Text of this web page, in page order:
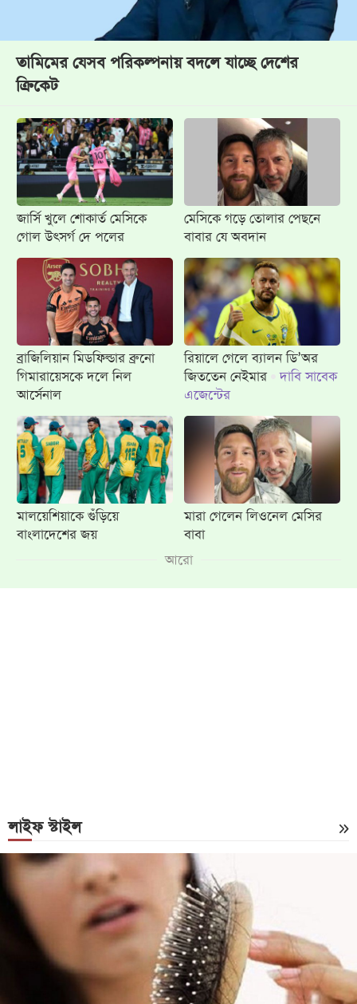
তামিমের যেসব পরিকল্পনায় বদলে যাচ্ছে দেশের
ক্রিকেট
জার্সি খুলে শোকার্ত মেসিকে
গোল উৎসর্গ দে পলের
মেসিকে গড়ে তোলার পেছনে
বাবার যে অবদান
ব্রাজিলিয়ান মিডফিল্ডার ব্রুনো
গিমারায়েসকে দলে নিল
আর্সেনাল
রিয়ালে গেলে ব্যালন ডি’অর
জিততেন নেইমার
দাবি সাবেক
এজেন্টের
মালয়েশিয়াকে গুঁড়িয়ে
বাংলাদেশের জয়
মারা গেলেন লিওনেল মেসির
বাবা
আরো
লাইফ স্টাইল